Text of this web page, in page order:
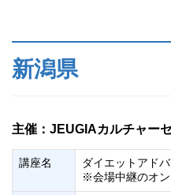
新潟県
主催：JEUGIAカルチャー
講座名
ダイエットアド
※会場中継のオ